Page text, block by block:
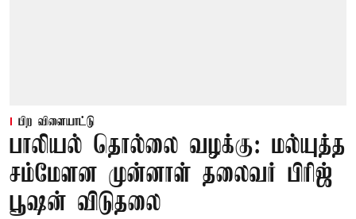
பிற விளையாட்டு
பாலியல் தொல்லை வழக்கு: மல்யுத்த
சம்மேளன முன்னாள் தலைவர் பிரிஜ்
பூஷன் விடுதலை